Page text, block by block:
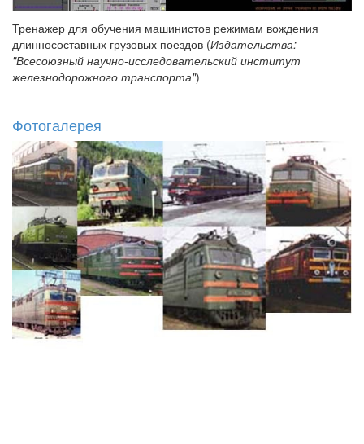
Тренажер для обучения машинистов режимам вождения
длинносоставных грузовых поездов (Издательства:
"Всесоюзный научно-исследовательский институт
железнодорожного транспорта")
Фотогалерея